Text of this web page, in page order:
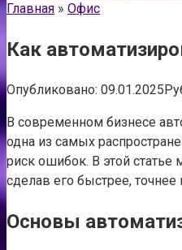
Главная » Офис
Как
Опубликовано: 09.01.2025
В современном бизнесе
одна из самых
риск ошибок. В этой
сделав его быстрее, точнее
Основы